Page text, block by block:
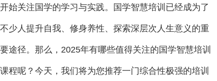
开始关注国学的学习与实践。国学智慧培训已经成为了
不少人提升自我、修身养性、探索深层次人生意义的重
要途径。那么，2025年有哪些值得关注的国学智慧培训
课程呢？今天，我们将为您推荐一门综合性极强的培训